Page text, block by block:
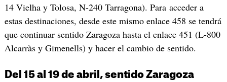
14 Vielha y Tolosa, N-240 Tarragona). Para acceder a
estas destinaciones, desde este mismo enlace 458 se tendrá
que continuar sentido Zaragoza hasta el enlace 451 (L-800
Alcarràs y Gimenells) y hacer el cambio de sentido.
Del 15 al 19 de abril, sentido Zaragoza